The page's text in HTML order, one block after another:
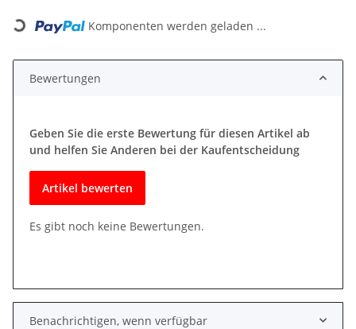
Komponenten werden geladen ...
Bewertungen
Geben Sie die erste Bewertung für diesen Artikel ab
und helfen Sie Anderen bei der Kaufentscheidung
Artikel bewerten
Es gibt noch keine Bewertungen.
Benachrichtigen, wenn verfügbar